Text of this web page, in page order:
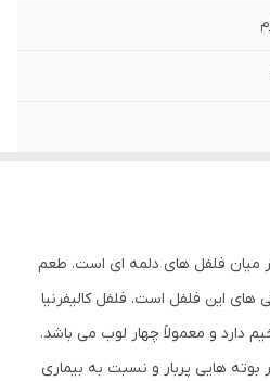
میان فلفل های دلمه ای است. طعم
های این فلفل است. فلفل کالیفرنیا
دارد و معمولاً چهار لوب می باشد.
بوته هایی پربار و نسبت به بیماری